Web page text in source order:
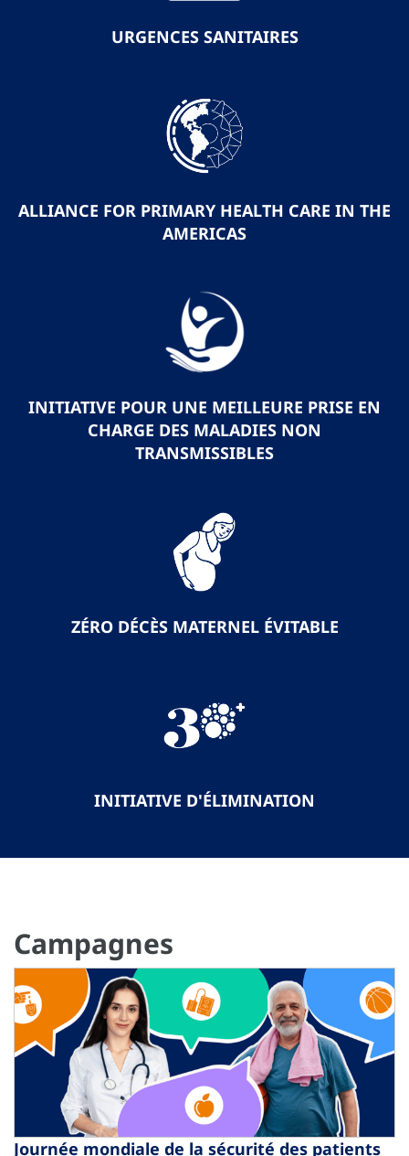
URGENCES SANITAIRES
ALLIANCE FOR PRIMARY HEALTH CARE IN THE
AMERICAS
INITIATIVE POUR UNE MEILLEURE PRISE EN
CHARGE DES MALADIES NON
TRANSMISSIBLES
ZÉRO DÉCÈS MATERNEL ÉVITABLE
INITIATIVE D'ÉLIMINATION
Campagnes
Journée mondiale de la sécurité des patients